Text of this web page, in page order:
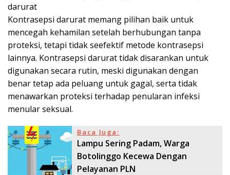
darurat
Kontrasepsi darurat memang pilihan baik untuk
mencegah kehamilan setelah berhubungan tanpa
proteksi, tetapi tidak seefektif metode kontrasepsi
lainnya. Kontrasepsi darurat tidak disarankan untuk
digunakan secara rutin, meski digunakan dengan
benar tetap ada peluang untuk gagal, serta tidak
menawarkan proteksi terhadap penularan infeksi
menular seksual.
Baca Juga:
Lampu Sering Padam, Warga
Botolinggo Kecewa Dengan
Pelayanan PLN